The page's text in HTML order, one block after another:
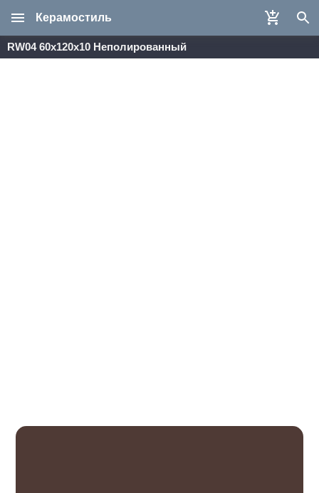
Керамостиль
RW04 60x120x10 Неполированный